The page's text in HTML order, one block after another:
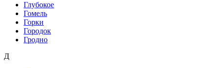
Глубокое
Гомель
Горки
Городок
Гродно
Д